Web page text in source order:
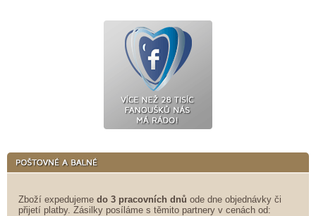
Zboží expedujeme do 3 pracovních dnů ode dne objednávky či
přijetí platby. Zásilky posíláme s těmito partnery v cenách od: